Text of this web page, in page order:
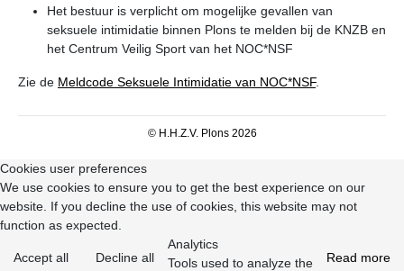
Het bestuur is verplicht om mogelijke gevallen van
seksuele intimidatie binnen Plons te melden bij de KNZB en
het Centrum Veilig Sport van het NOC*NSF
Zie de Meldcode Seksuele Intimidatie van NOC*NSF.
© H.H.Z.V. Plons 2026
Cookies user preferences
We use cookies to ensure you to get the best experience on our
website. If you decline the use of cookies, this website may not
function as expected.
Accept all Decline all Read more
Analytics
Tools used to analyze the